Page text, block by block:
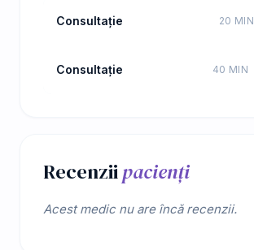
Consultație 20 MIN
Consultație 40 MIN
Recenziipacienți
Acest medic nu are încă recenzii.